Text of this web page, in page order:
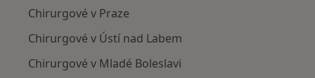
Chirurgové v Praze
Chirurgové v Ústí nad Labem
Chirurgové v Mladé Boleslavi